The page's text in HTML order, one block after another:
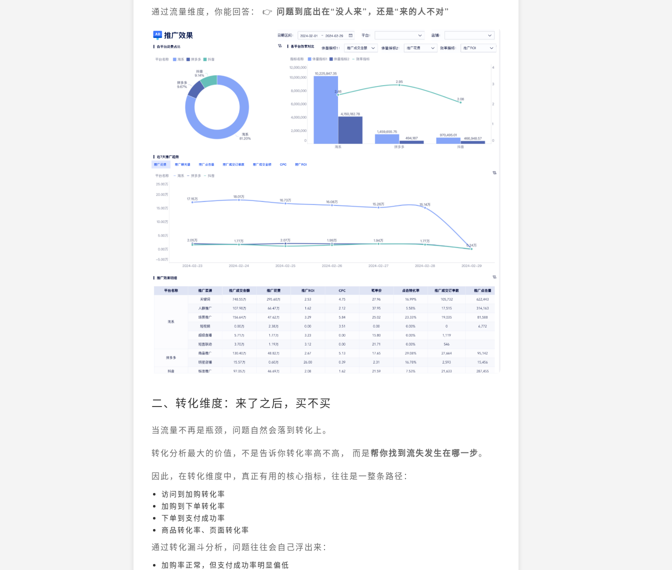
通过流量维度，你能回答： 👉 问题到底出在“没人来”，还是“来的人不对”
二、转化维度：来了之后，买不买
当流量不再是瓶颈，问题自然会落到转化上。
转化分析最大的价值，不是告诉你转化率高不高， 而是帮你找到流失发生在哪一步。
因此，在转化维度中，真正有用的核心指标，往往是一整条路径：
访问到加购转化率
加购到下单转化率
下单到支付成功率
商品转化率、页面转化率
通过转化漏斗分析，问题往往会自己浮出来：
加购率正常，但支付成功率明显偏低